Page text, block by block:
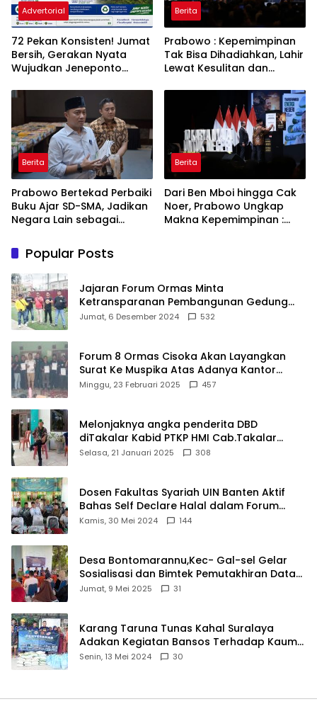
Advertorial
72 Pekan Konsisten! Jumat
Bersih, Gerakan Nyata
Wujudkan Jeneponto
ASRI
Berita
Prabowo : Kepemimpinan
Tak Bisa Dihadiahkan, Lahir
Lewat Kesulitan dan
Berita
Prabowo Bertekad Perbaiki
Buku Ajar SD-SMA, Jadikan
Negara Lain sebagai
Berita
Dari Ben Mboi hingga Cak
Noer, Prabowo Ungkap
Makna Kepemimpinan :
Popular Posts
Jajaran Forum Ormas Minta
Ketransparanan Pembangunan Gedung
Damkar Di Kecamatan Cisoka
Jumat, 6 Desember 2024 532
Forum 8 Ormas Cisoka Akan Layangkan
Surat Ke Muspika Atas Adanya Kantor
Matel di Cisoka
Minggu, 23 Februari 2025 457
Melonjaknya angka penderita DBD
diTakalar Kabid PTKP HMI Cab.Takalar
angkat bicara
Selasa, 21 Januari 2025 308
Dosen Fakultas Syariah UIN Banten Aktif
Bahas Self Declare Halal dalam Forum
Ijtima Ulama MUI
Kamis, 30 Mei 2024 144
Desa Bontomarannu,Kec- Gal-sel Gelar
Sosialisasi dan Bimtek Pemutakhiran Data
ID
Jumat, 9 Mei 2025 31
Karang Taruna Tunas Kahal Suralaya
Adakan Kegiatan Bansos Terhadap Kaum
Dhuafa dan Anak Yatim-Piatu
Senin, 13 Mei 2024 30